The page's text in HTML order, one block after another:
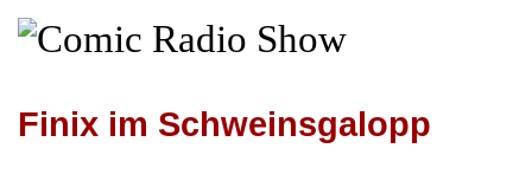
Finix im Schweinsgalopp